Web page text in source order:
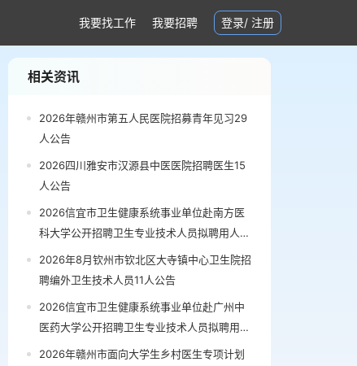
我要找工作 我要招聘 登录/ 注册
相关资讯
2026年赣州市第五人民医院招募青年见习29
人公告
2026四川雅安市汉源县中医医院招聘医生15
人公告
2026信宜市卫生健康系统事业单位赴南方医
科大学公开招聘卫生专业技术人员拟聘用人员
公示公告
2026年8月钦州市钦北区大寺镇中心卫生院招
聘编外卫生技术人员11人公告
2026信宜市卫生健康系统事业单位赴广州中
医药大学公开招聘卫生专业技术人员拟聘用人
员公示（第三批）公告
2026年赣州市面向大学生乡村医生专项计划